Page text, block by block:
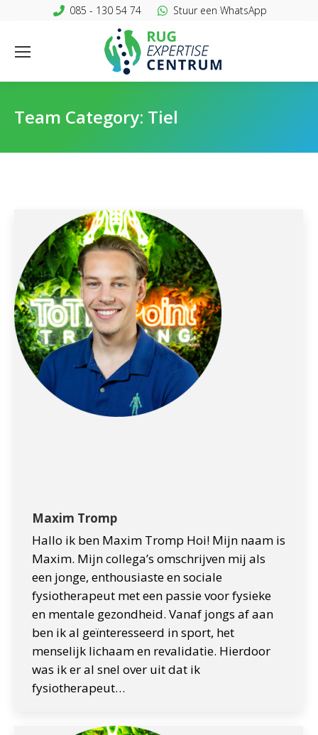
085 - 130 54 74 Stuur een WhatsApp
Team Category: Tiel
Maxim Tromp
Hallo ik ben Maxim Tromp Hoi! Mijn naam is
Maxim. Mijn collega’s omschrijven mij als
een jonge, enthousiaste en sociale
fysiotherapeut met een passie voor fysieke
en mentale gezondheid. Vanaf jongs af aan
ben ik al geïnteresseerd in sport, het
menselijk lichaam en revalidatie. Hierdoor
was ik er al snel over uit dat ik
fysiotherapeut…